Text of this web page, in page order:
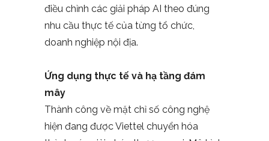
điều chỉnh các giải pháp AI theo đúng
nhu cầu thực tế của từng tổ chức,
doanh nghiệp nội địa.
Ứng dụng thực tế và hạ tầng đám
mây
Thành công về mặt chỉ số công nghệ
hiện đang được Viettel chuyển hóa